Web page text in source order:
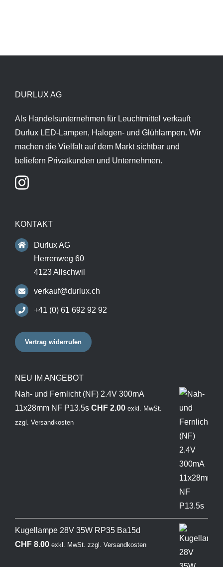
DURLUX AG
Als Handelsunternehmen für Leuchtmittel verkauft
Durlux LED-Lampen, Halogen- und Glühlampen. Wir
machen die Vielfalt auf dem Markt sichtbar und
beliefern Privatkunden und Unternehmen.
KONTAKT
Durlux AG
Herrenweg 60
4123 Allschwil
verkauf@durlux.ch
+41 (0) 61 692 92 92
Vertrag widerrufen
NEU IM ANGEBOT
Nah- und Fernlicht (NF) 2.4V 300mA
11x28mm NF P13.5s CHF2.00 exkl. MwSt.
zzgl. Versandkosten
Kugellampe 28V 35W RP35 Ba15d
CHF8.00 exkl. MwSt. zzgl. Versandkosten